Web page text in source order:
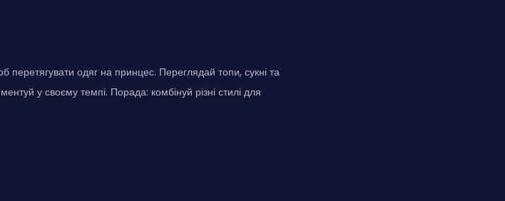
одяг на принцес. Переглядай топи, сукні та
у своєму темпі. Порада: комбінуй різні стилі для